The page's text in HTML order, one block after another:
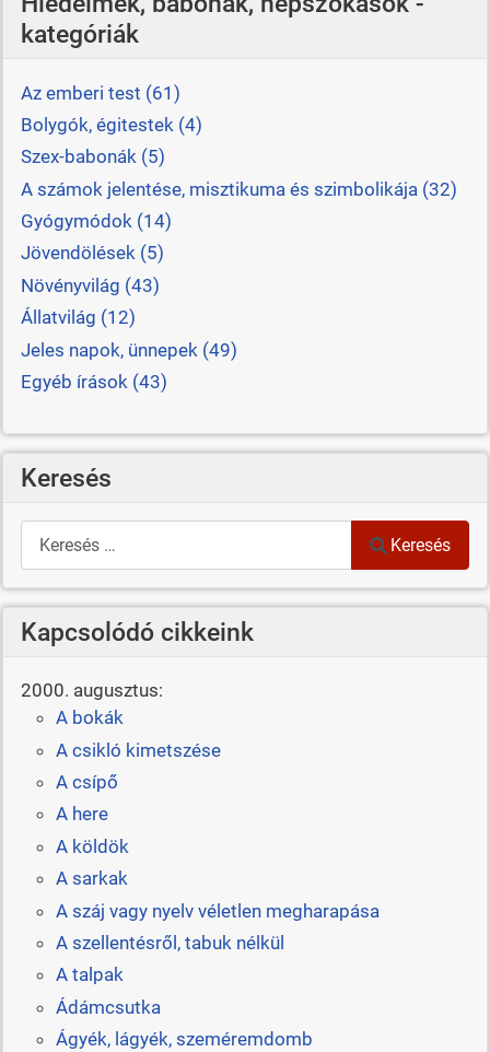
kategóriák
Az emberi test (61)
Bolygók, égitestek (4)
Szex-babonák (5)
A számok jelentése, misztikuma és szimbolikája (32)
Gyógymódok (14)
Jövendölések (5)
Növényvilág (43)
Állatvilág (12)
Jeles napok, ünnepek (49)
Egyéb írások (43)
Keresés
Keresés
Keresés
Kapcsolódó cikkeink
2000. augusztus:
A bokák
A csikló kimetszése
A csípő
A here
A köldök
A sarkak
A száj vagy nyelv véletlen megharapása
A szellentésről, tabuk nélkül
A talpak
Ádámcsutka
Ágyék, lágyék, szeméremdomb